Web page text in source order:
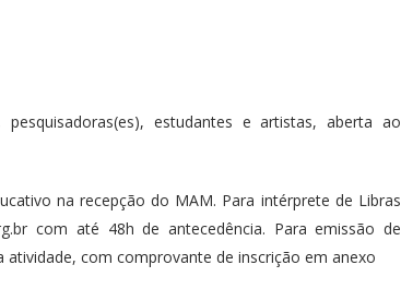
pesquisadoras(es), estudantes e artistas, aberta ao
na recepção do MAM. Para intérprete de Libras
com até 48h de antecedência. Para emissão de
atividade, com comprovante de inscrição em anexo